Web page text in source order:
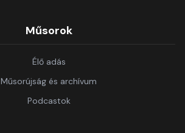
Műsorok
Élő adás
Műsorújság és archívum
Podcastok